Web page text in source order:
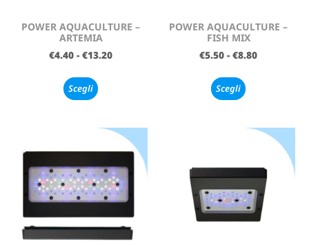
POWER AQUACULTURE –
ARTEMIA
€4.40 - €13.20
Scegli
POWER AQUACULTURE –
FISH MIX
€5.50 - €8.80
Scegli